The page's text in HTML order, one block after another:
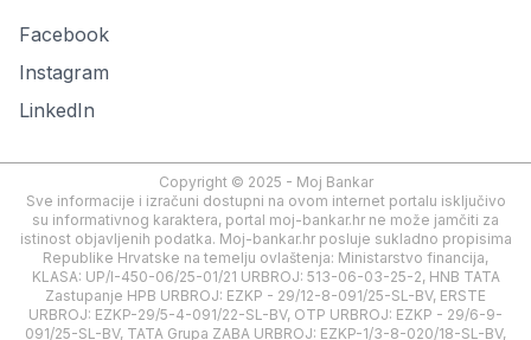
Facebook
Instagram
LinkedIn
Copyright © 2025 - Moj Bankar
Sve informacije i izračuni dostupni na ovom internet portalu isključivo
su informativnog karaktera, portal moj-bankar.hr ne može jamčiti za
istinost objavljenih podatka. Moj-bankar.hr posluje sukladno propisima
Republike Hrvatske na temelju ovlaštenja: Ministarstvo financija,
KLASA: UP/I-450-06/25-01/21 URBROJ: 513-06-03-25-2, HNB TATA
Zastupanje HPB URBROJ: EZKP - 29/12-8-091/25-SL-BV, ERSTE
URBROJ: EZKP-29/5-4-091/22-SL-BV, OTP URBROJ: EZKP - 29/6-9-
091/25-SL-BV, TATA Grupa ZABA URBROJ: EZKP-1/3-8-020/18-SL-BV,